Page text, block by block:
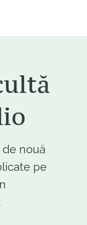
nouă
pe